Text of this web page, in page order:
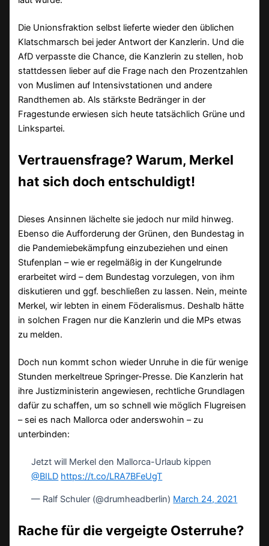
Die Unionsfraktion selbst lieferte wieder den üblichen
Klatschmarsch bei jeder Antwort der Kanzlerin. Und die
AfD verpasste die Chance, die Kanzlerin zu stellen, hob
stattdessen lieber auf die Frage nach den Prozentzahlen
von Muslimen auf Intensivstationen und andere
Randthemen ab. Als stärkste Bedränger in der
Fragestunde erwiesen sich heute tatsächlich Grüne und
Linkspartei.
Vertrauensfrage? Warum, Merkel
hat sich doch entschuldigt!
Dieses Ansinnen lächelte sie jedoch nur mild hinweg.
Ebenso die Aufforderung der Grünen, den Bundestag in
die Pandemiebekämpfung einzubeziehen und einen
Stufenplan – wie er regelmäßig in der Kungelrunde
erarbeitet wird – dem Bundestag vorzulegen, von ihm
diskutieren und ggf. beschließen zu lassen. Nein, meinte
Merkel, wir lebten in einem Föderalismus. Deshalb hätte
in solchen Fragen nur die Kanzlerin und die MPs etwas
zu melden.
Doch nun kommt schon wieder Unruhe in die für wenige
Stunden merkeltreue Springer-Presse. Die Kanzlerin hat
ihre Justizministerin angewiesen, rechtliche Grundlagen
dafür zu schaffen, um so schnell wie möglich Flugreisen
– sei es nach Mallorca oder anderswohin – zu
unterbinden:
Jetzt will Merkel den Mallorca-Urlaub kippen
@BILD https://t.co/LRA7BFeUgT
— Ralf Schuler (@drumheadberlin) March 24, 2021
Rache für die vergeigte Osterruhe?